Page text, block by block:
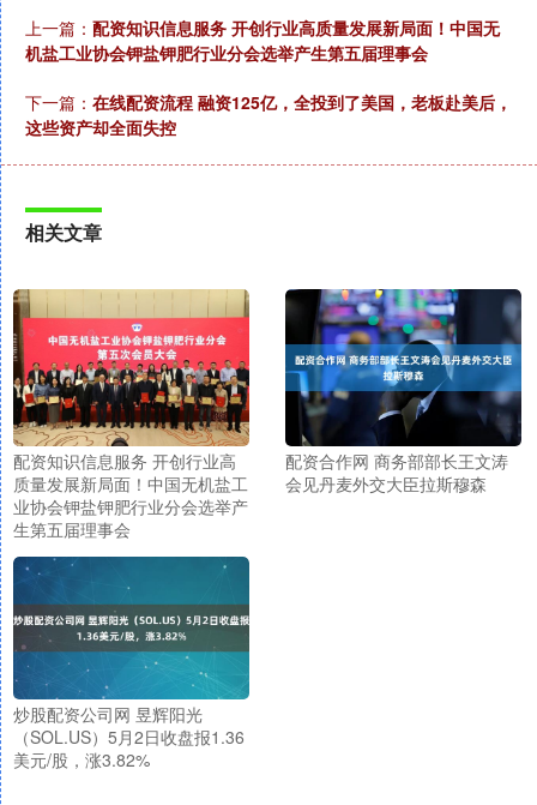
上一篇： 配资知识信息服务 开创行业高质量发展新局面！中国无
机盐工业协会钾盐钾肥行业分会选举产生第五届理事会
下一篇： 在线配资流程 融资125亿，全投到了美国，老板赴美后，
这些资产却全面失控
相关文章
配资知识信息服务 开创行业高
质量发展新局面！中国无机盐工
业协会钾盐钾肥行业分会选举产
生第五届理事会
配资合作网 商务部部长王文涛
会见丹麦外交大臣拉斯穆森
炒股配资公司网 昱辉阳光
（SOL.US）5月2日收盘报1.36
美元/股，涨3.82%